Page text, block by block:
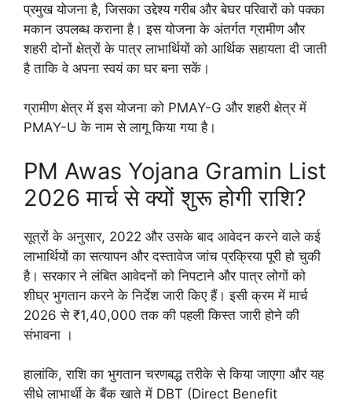
प्रमुख योजना है, जिसका उद्देश्य गरीब और बेघर परिवारों को पक्का
मकान उपलब्ध कराना है। इस योजना के अंतर्गत ग्रामीण और
शहरी दोनों क्षेत्रों के पात्र लाभार्थियों को आर्थिक सहायता दी जाती
है ताकि वे अपना स्वयं का घर बना सकें।
ग्रामीण क्षेत्र में इस योजना को PMAY-G और शहरी क्षेत्र में
PMAY-U के नाम से लागू किया गया है।
PM Awas Yojana Gramin List
2026 मार्च से क्यों शुरू होगी राशि?
सूत्रों के अनुसार, 2022 और उसके बाद आवेदन करने वाले कई
लाभार्थियों का सत्यापन और दस्तावेज जांच प्रक्रिया पूरी हो चुकी
है। सरकार ने लंबित आवेदनों को निपटाने और पात्र लोगों को
शीघ्र भुगतान करने के निर्देश जारी किए हैं। इसी क्रम में मार्च
2026 से ₹1,40,000 तक की पहली किस्त जारी होने की
संभावना ।
हालांकि, राशि का भुगतान चरणबद्ध तरीके से किया जाएगा और यह
सीधे लाभार्थी के बैंक खाते में DBT (Direct Benefit